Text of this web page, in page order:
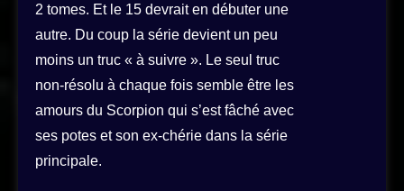
2 tomes. Et le 15 devrait en débuter une
autre. Du coup la série devient un peu
moins un truc « à suivre ». Le seul truc
non-résolu à chaque fois semble être les
amours du Scorpion qui s’est fâché avec
ses potes et son ex-chérie dans la série
principale.